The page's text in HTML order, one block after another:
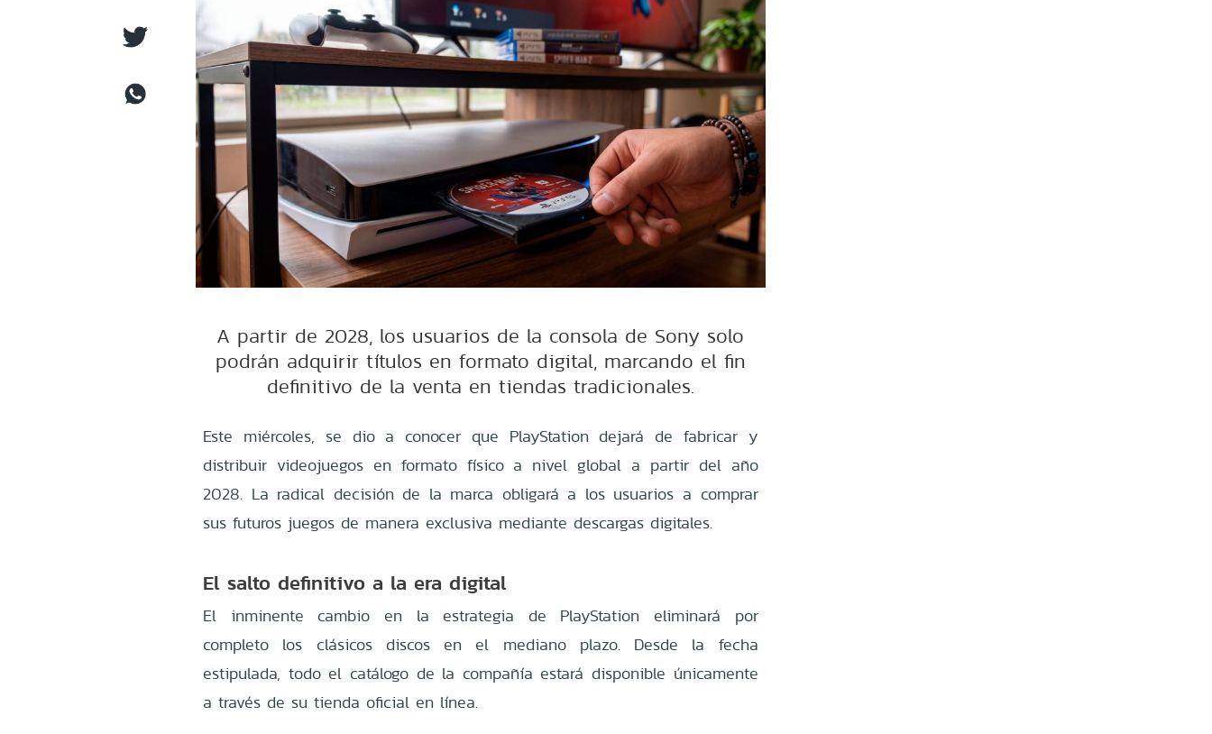
A partir de 2028, los usuarios de la consola de Sony solo
podrán adquirir títulos en formato digital, marcando el fin
definitivo de la venta en tiendas tradicionales.
Este miércoles, se dio a conocer que PlayStation dejará de fabricar y
distribuir videojuegos en formato físico a nivel global a partir del año
2028. La radical decisión de la marca obligará a los usuarios a comprar
sus futuros juegos de manera exclusiva mediante descargas digitales.
El salto definitivo a la era digital
El inminente cambio en la estrategia de PlayStation eliminará por
completo los clásicos discos en el mediano plazo. Desde la fecha
estipulada, todo el catálogo de la compañía estará disponible únicamente
a través de su tienda oficial en línea.